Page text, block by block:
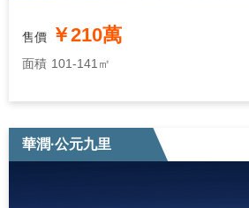
售價 ￥210萬
面積 101-141㎡
華潤·公元九里